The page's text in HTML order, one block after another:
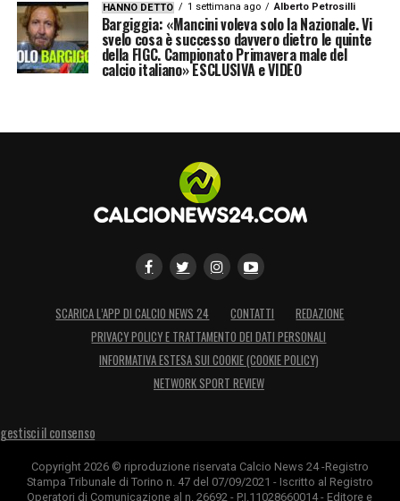
HANNO DETTO 1 settimana ago Alberto Petrosilli
Bargiggia: «Mancini voleva solo la Nazionale. Vi
svelo cosa è successo davvero dietro le quinte
della FIGC. Campionato Primavera male del
calcio italiano» ESCLUSIVA e VIDEO
SCARICA L’APP DI CALCIO NEWS 24 CONTATTI
REDAZIONE
PRIVACY POLICY E TRATTAMENTO DEI DATI PERSONALI
INFORMATIVA ESTESA SUI COOKIE (COOKIE POLICY)
NETWORK SPORT REVIEW
gestisci il consenso
Copyright 2026 © riproduzione riservata Calcio News 24 -Registro
Stampa Tribunale di Torino n. 47 del 07/09/2021 - Iscritto al Registro
Operatori di Comunicazione al n. 26692 - P.I.11028660014 - Editore e